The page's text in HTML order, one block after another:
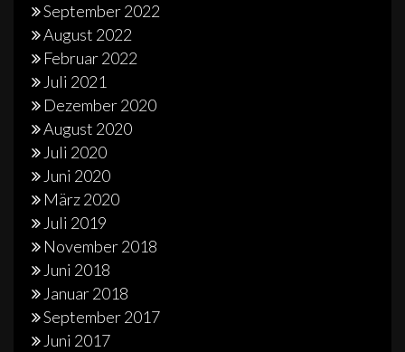
September 2022
August 2022
Februar 2022
Juli 2021
Dezember 2020
August 2020
Juli 2020
Juni 2020
März 2020
Juli 2019
November 2018
Juni 2018
Januar 2018
September 2017
Juni 2017